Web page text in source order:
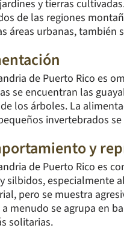
y tierras
de las regiones
áreas urbanas, también
de Puerto Rico es
se encuentran las
los árboles. La
invertebrados
y
de Puerto Rico es
silbidos, especialmente
pero se muestra
menudo se agrupa en
solitarias.